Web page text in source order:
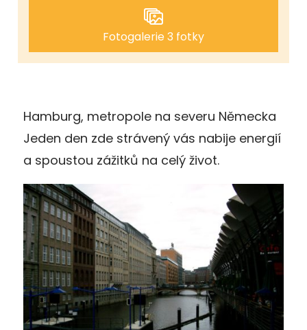
Fotogalerie 3 fotky
Hamburg, metropole na severu Německa
Jeden den zde strávený vás nabije energií
a spoustou zážitků na celý život.